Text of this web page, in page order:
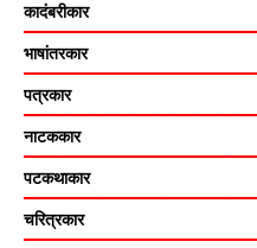
कादंबरीकार
भाषांतरकार
पत्रकार
नाटककार
पटकथाकार
चरित्रकार